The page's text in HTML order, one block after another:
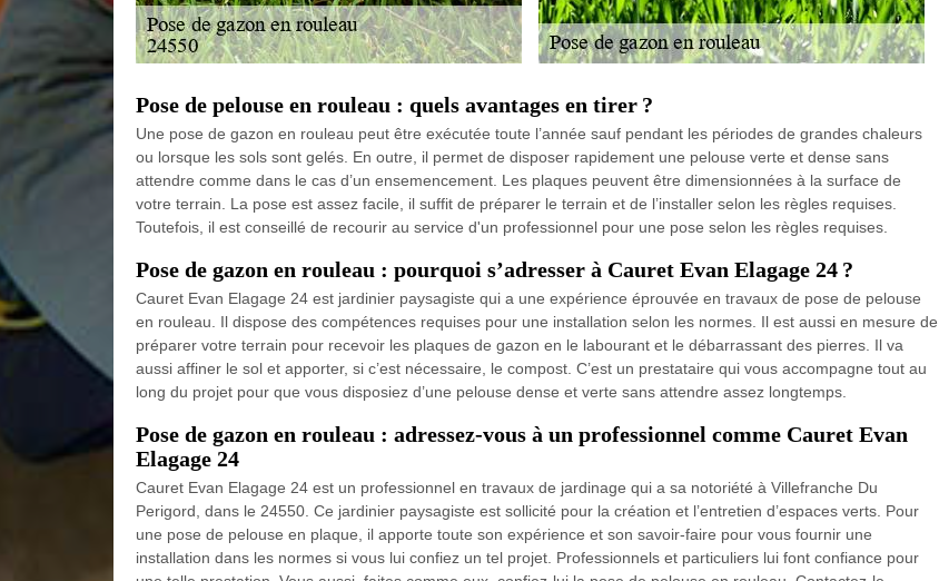
Pose de pelouse en rouleau : quels avantages en tirer ?
Une pose de gazon en rouleau peut être exécutée toute l’année sauf pendant les périodes de grandes chaleurs
ou lorsque les sols sont gelés. En outre, il permet de disposer rapidement une pelouse verte et dense sans
attendre comme dans le cas d’un ensemencement. Les plaques peuvent être dimensionnées à la surface de
votre terrain. La pose est assez facile, il suffit de préparer le terrain et de l’installer selon les règles requises.
Toutefois, il est conseillé de recourir au service d'un professionnel pour une pose selon les règles requises.
Pose de gazon en rouleau : pourquoi s’adresser à Cauret Evan Elagage 24 ?
Cauret Evan Elagage 24 est jardinier paysagiste qui a une expérience éprouvée en travaux de pose de pelouse
en rouleau. Il dispose des compétences requises pour une installation selon les normes. Il est aussi en mesure de
préparer votre terrain pour recevoir les plaques de gazon en le labourant et le débarrassant des pierres. Il va
aussi affiner le sol et apporter, si c’est nécessaire, le compost. C’est un prestataire qui vous accompagne tout au
long du projet pour que vous disposiez d’une pelouse dense et verte sans attendre assez longtemps.
Pose de gazon en rouleau : adressez-vous à un professionnel comme Cauret Evan
Elagage 24
Cauret Evan Elagage 24 est un professionnel en travaux de jardinage qui a sa notoriété à Villefranche Du
Perigord, dans le 24550. Ce jardinier paysagiste est sollicité pour la création et l’entretien d’espaces verts. Pour
une pose de pelouse en plaque, il apporte toute son expérience et son savoir-faire pour vous fournir une
installation dans les normes si vous lui confiez un tel projet. Professionnels et particuliers lui font confiance pour